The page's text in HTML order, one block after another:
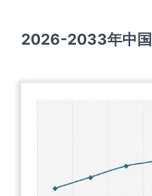
2026-2033年中国